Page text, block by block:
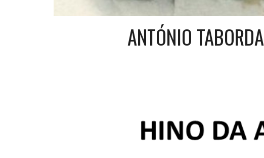
ANTÓNIO TABORDA